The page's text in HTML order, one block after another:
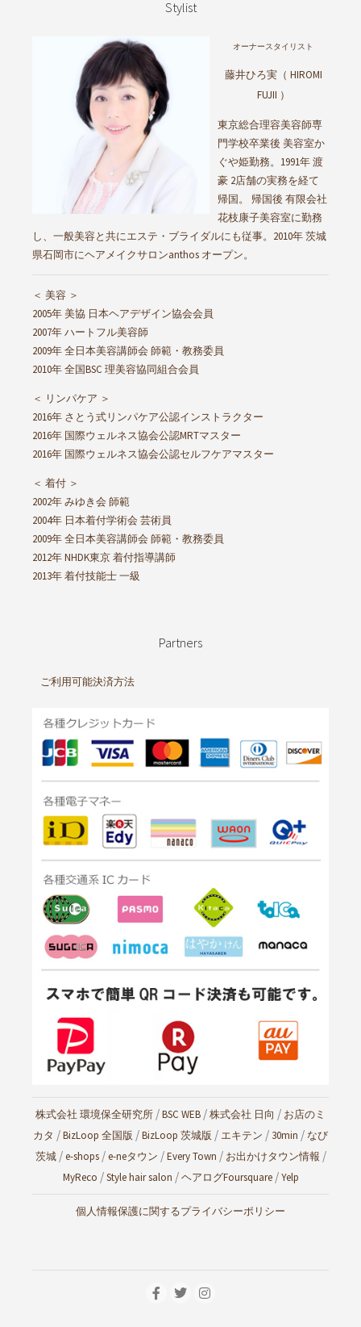
Stylist
オーナースタイリスト
藤井ひろ実（ HIROMI
FUJII ）
東京総合理容美容師専
門学校卒業後 美容室か
ぐや姫勤務。1991年 渡
豪 2店舗の実務を経て
帰国。 帰国後 有限会社
花枝康子美容室に勤務
し、一般美容と共にエステ・ブライダルにも従事。2010年 茨城
県石岡市にヘアメイクサロンanthos オープン。
＜ 美容 ＞
2005年 美協 日本ヘアデザイン協会会員
2007年 ハートフル美容師
2009年 全日本美容講師会 師範・教務委員
2010年 全国BSC 理美容協同組合会員
＜ リンパケア ＞
2016年 さとう式リンパケア公認インストラクター
2016年 国際ウェルネス協会公認MRTマスター
2016年 国際ウェルネス協会公認セルフケアマスター
＜ 着付 ＞
2002年 みゆき会 師範
2004年 日本着付学術会 芸術員
2009年 全日本美容講師会 師範・教務委員
2012年 NHDK東京 着付指導講師
2013年 着付技能士 一級
Partners
ご利用可能決済方法
株式会社 環境保全研究所 /BSC WEB /株式会社 日向 / お店のミ
カタ /BizLoop 全国版 /BizLoop 茨城版 / エキテン / 30min / なび
茨城/e-shops/e-neタウン /Every Town / お出かけタウン情報 /
MyReco /Style hair salon /ヘアログFoursquare/Yelp
個人情報保護に関するプライバシーポリシー